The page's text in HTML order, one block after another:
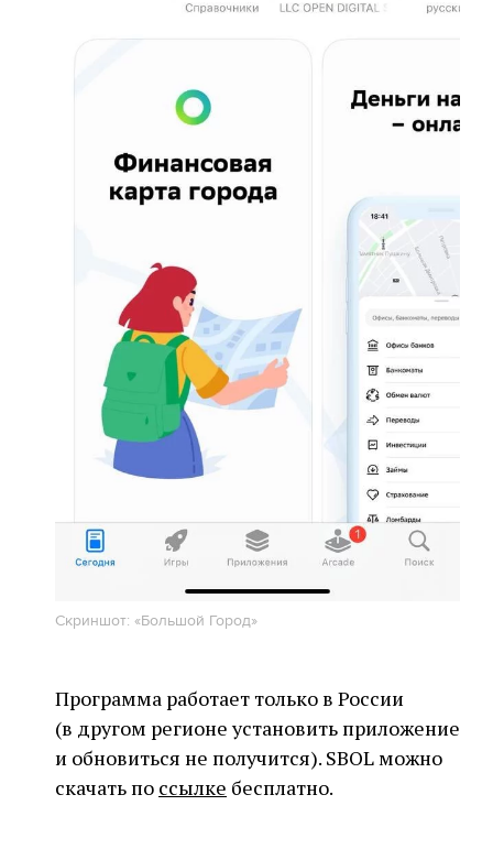
Скриншот: «Большой Город»
Программа работает только в России
(в другом регионе установить приложение
и обновиться не получится). SBOL можно
скачать по ссылке бесплатно.